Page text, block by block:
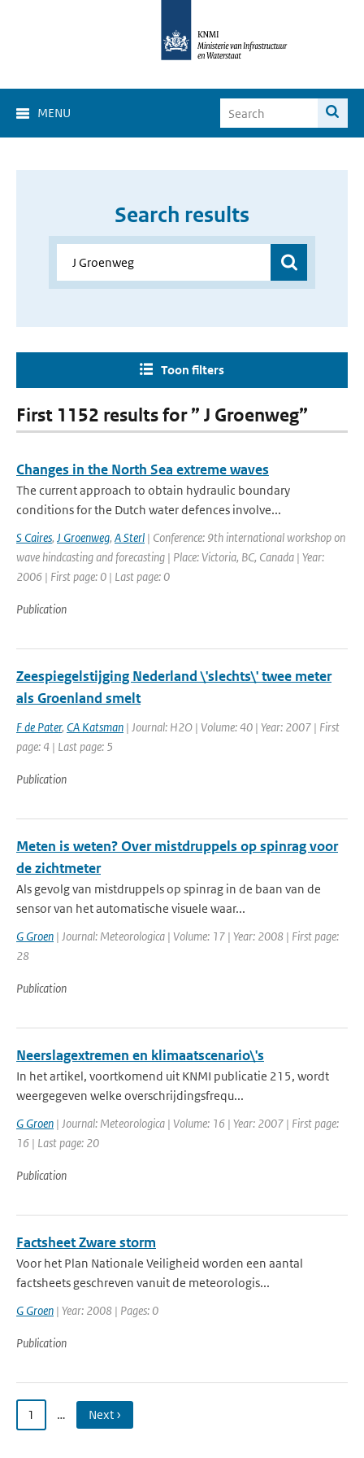
MENU
Search results
Toon filters
First 1152 results for ” J Groenweg”
Changes in the North Sea extreme waves
The current approach to obtain hydraulic boundary
conditions for the Dutch water defences involve...
S Caires, J Groenweg, A Sterl | Conference: 9th international workshop on
wave hindcasting and forecasting | Place: Victoria, BC, Canada | Year:
2006 | First page: 0 | Last page: 0
Publication
Zeespiegelstijging Nederland \'slechts\' twee meter
als Groenland smelt
F de Pater, CA Katsman | Journal: H2O | Volume: 40 | Year: 2007 | First
page: 4 | Last page: 5
Publication
Meten is weten? Over mistdruppels op spinrag voor
de zichtmeter
Als gevolg van mistdruppels op spinrag in de baan van de
sensor van het automatische visuele waar...
G Groen | Journal: Meteorologica | Volume: 17 | Year: 2008 | First page:
28
Publication
Neerslagextremen en klimaatscenario\'s
In het artikel, voortkomend uit KNMI publicatie 215, wordt
weergegeven welke overschrijdingsfrequ...
G Groen | Journal: Meteorologica | Volume: 16 | Year: 2007 | First page:
16 | Last page: 20
Publication
Factsheet Zware storm
Voor het Plan Nationale Veiligheid worden een aantal
factsheets geschreven vanuit de meteorologis...
G Groen | Year: 2008 | Pages: 0
Publication
1 … Next ›